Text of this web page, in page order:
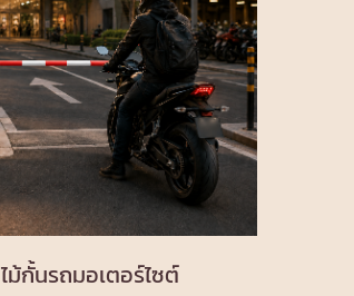
ไม้กั้นรถมอเตอร์ไซต์